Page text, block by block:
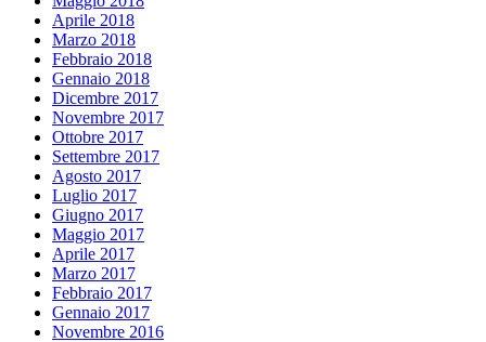
Aprile 2018
Marzo 2018
Febbraio 2018
Gennaio 2018
Dicembre 2017
Novembre 2017
Ottobre 2017
Settembre 2017
Agosto 2017
Luglio 2017
Giugno 2017
Maggio 2017
Aprile 2017
Marzo 2017
Febbraio 2017
Gennaio 2017
Novembre 2016